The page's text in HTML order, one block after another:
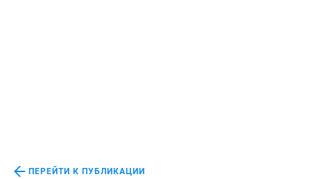
ПЕРЕЙТИ К ПУБЛИКАЦИИ